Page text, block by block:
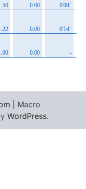
| Macro
WordPress.